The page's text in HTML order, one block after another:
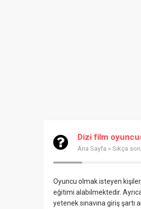
Dizi film
Ana Sayfa » Sıkça
Oyuncu olmak isteyen
eğitimi alabilmektedir.
yetenek sınavına giriş şartı